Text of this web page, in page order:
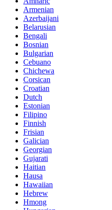
Armenian
Azerbaijani
Belarusian
Bengali
Bosnian
Bulgarian
Cebuano
Chichewa
Corsican
Croatian
Dutch
Estonian
Filipino
Finnish
Frisian
Galician
Georgian
Gujarati
Haitian
Hausa
Hawaiian
Hebrew
Hmong